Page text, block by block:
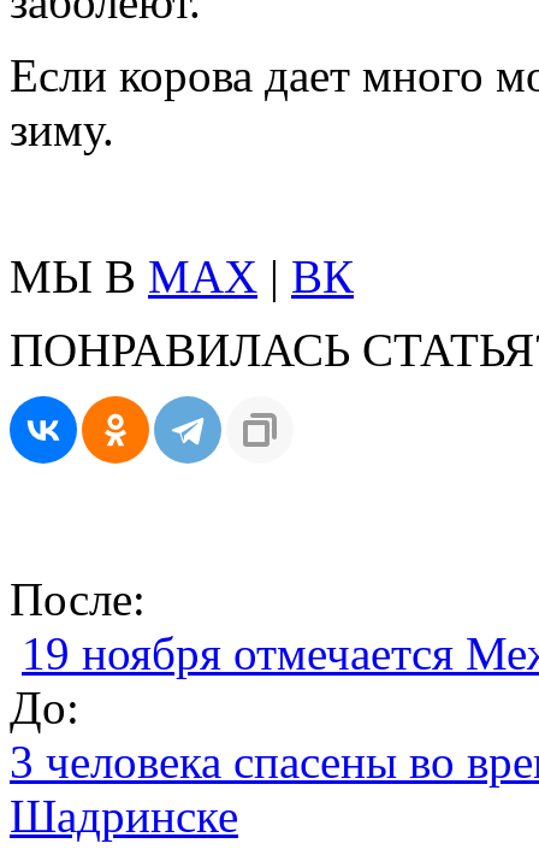
Если корова дает много
зиму.
МЫ В MAX | ВК
ПОНРАВИЛАСЬ
После:
19 ноября отмечается
До:
3 человека спасены во
Шадринске